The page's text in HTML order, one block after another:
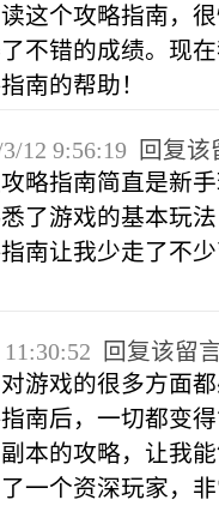
这个攻略指南，
不错的成绩。现
南的帮助！
12 9:56:19
回复该
略指南简直是新
了游戏的基本玩
南让我少走了不
回复该留
游戏的很多方面
南后，一切都变
本的攻略，让我
一个资深玩家，